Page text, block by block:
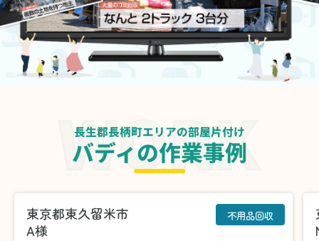
長生郡長柄町エリアの部屋片付け
バディの作業事例
東京都東久留米市
A様
不用品回収